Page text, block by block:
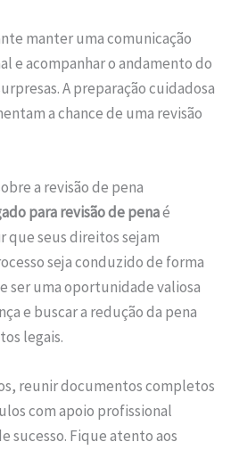
manter uma comunicação
e acompanhar o andamento do
A preparação cuidadosa
a chance de uma revisão
a revisão de pena
para revisão de penaé
que seus direitos sejam
seja conduzido de forma
ser uma oportunidade valiosa
e buscar a redução da pena
legais.
reunir documentos completos
com apoio profissional
sucesso. Fique atento aos